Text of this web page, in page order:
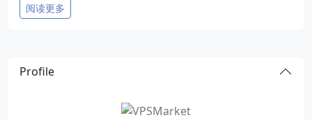
阅读更多
Profile